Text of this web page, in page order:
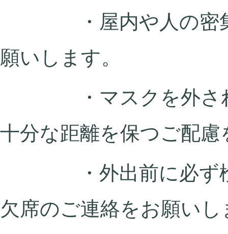
・屋内や人の密集
願いします。
・マスクを外され
十分な距離を保つご配
・外出前に必ず検
欠席のご連絡をお願いし